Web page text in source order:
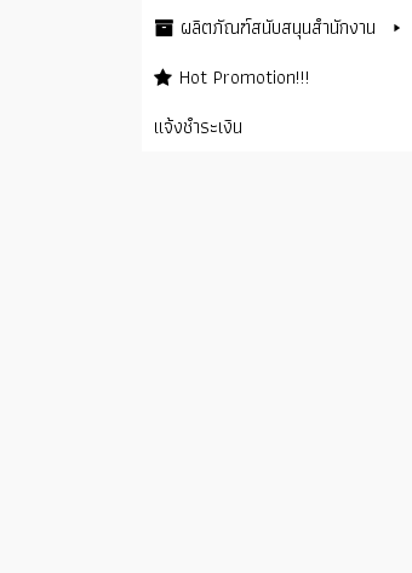
ผลิตภัณฑ์สนับสนุนสำนักงาน
Hot Promotion!!!
แจ้งชำระเงิน